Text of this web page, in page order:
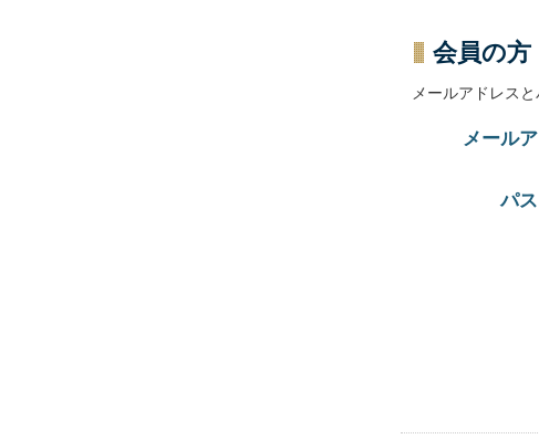
会員の方
メールアドレス
メール
パ